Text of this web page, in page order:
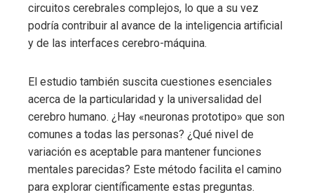
circuitos cerebrales complejos, lo que a su vez
podría contribuir al avance de la inteligencia artificial
y de las interfaces cerebro-máquina.
El estudio también suscita cuestiones esenciales
acerca de la particularidad y la universalidad del
cerebro humano. ¿Hay «neuronas prototipo» que son
comunes a todas las personas? ¿Qué nivel de
variación es aceptable para mantener funciones
mentales parecidas? Este método facilita el camino
para explorar científicamente estas preguntas.